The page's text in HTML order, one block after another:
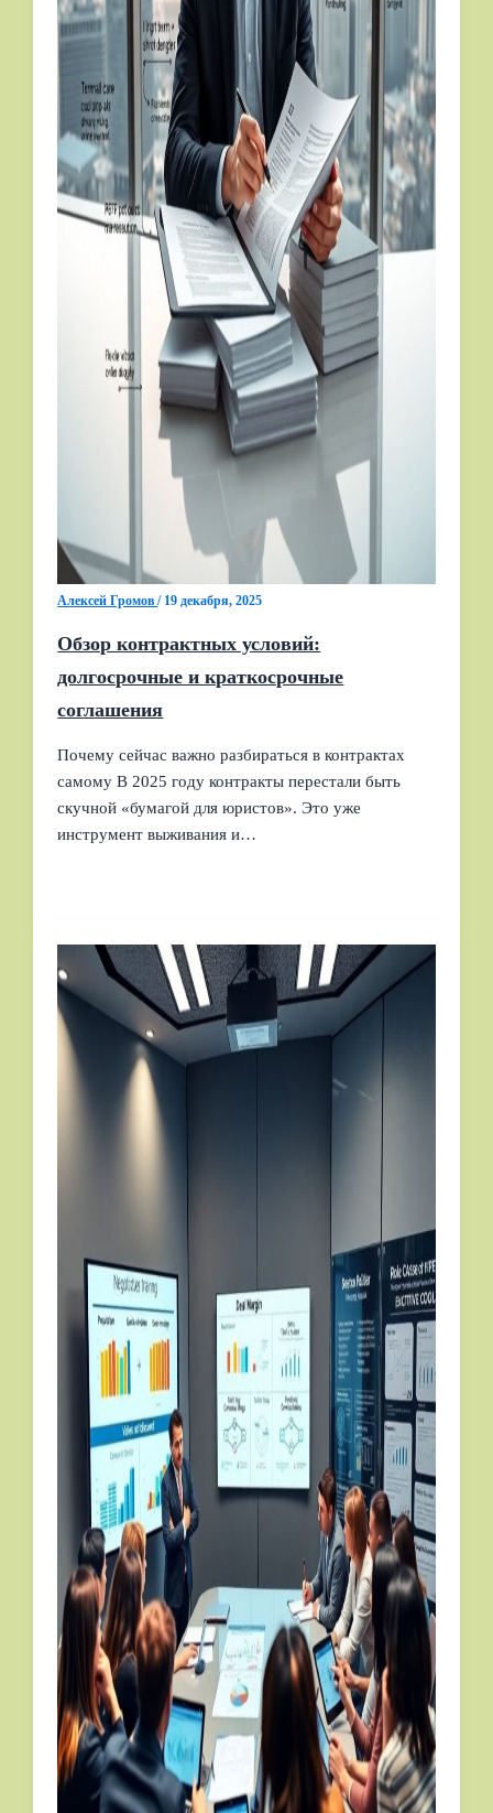
Алексей Громов/ 19 декабря, 2025
Обзор контрактных условий:
долгосрочные и краткосрочные
соглашения
Почему сейчас важно разбираться в контрактах
самому В 2025 году контракты перестали быть
скучной «бумагой для юристов». Это уже
инструмент выживания и…